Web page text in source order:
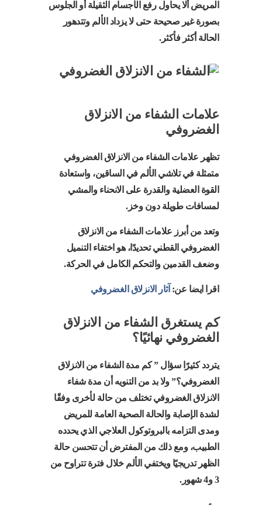
المريض ألا يحاول رفع الأجسام الثقيلة أو الجلوس
بصورة غير صحيحة حتى لا يزداد الألم وتتدهور
الحالة أكثر فأكثر.
علامات الشفاء من الانزلاق
الغضروفي
تظهر علامات الشفاء من الانزلاق الغضروفي
متمثلة في تلاشي الألم في الساقين، واستعادة
القوة العضلية والقدرة على الانحناء والمشي
لمسافات طويلة دون وخز.
وتعد من أبرز علامات الشفاء من الانزلاق
الغضروفي القطني تحديدًا، هو اختفاء التنميل
وضعف القدمين والتحكم الكامل في الحركة.
اقرا ايضا عن: آثار الانزلاق الغضروفي
كم يستغرق الشفاء من الانزلاق
الغضروفي نهائيًا؟
يتردد كثيرًا سؤال ” كم مدة الشفاء من الانزلاق
الغضروفي؟” ولا بد من التنويه أن مدة شفاء
الانزلاق الغضروفي تختلف من حالة لأخرى وفقًا
لشدة الإصابة والحالة الصحية العامة للمريض
ومدى التزامه بالبروتوكول العلاجي الذي يحدده
الطبيب، ومع ذلك من المفترض أن تتحسن حالة
الظهر تدريجيًا ويختفي الألم خلال فترة تتراوح من
3 و4 شهور.